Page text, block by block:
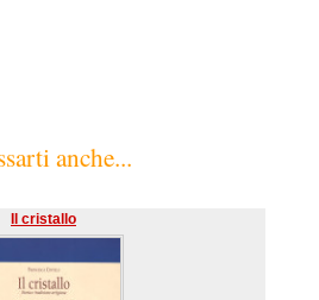
anche...
Il cristallo